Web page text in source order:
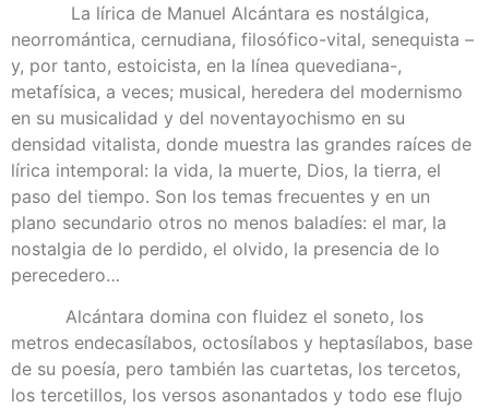
La lírica de Manuel Alcántara es nostálgica,
neorromántica, cernudiana, filosófico-vital, senequista –
y, por tanto, estoicista, en la línea quevediana-,
metafísica, a veces; musical, heredera del modernismo
en su musicalidad y del noventayochismo en su
densidad vitalista, donde muestra las grandes raíces de
lírica intemporal: la vida, la muerte, Dios, la tierra, el
paso del tiempo. Son los temas frecuentes y en un
plano secundario otros no menos baladíes: el mar, la
nostalgia de lo perdido, el olvido, la presencia de lo
perecedero…
Alcántara domina con fluidez el soneto, los
metros endecasílabos, octosílabos y heptasílabos, base
de su poesía, pero también las cuartetas, los tercetos,
los tercetillos, los versos asonantados y todo ese flujo